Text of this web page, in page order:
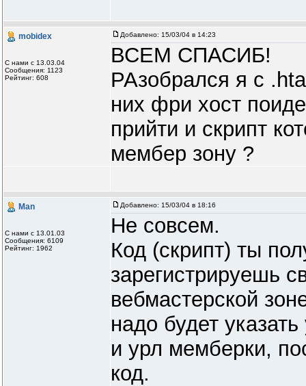
mobidex
С нами с 13.03.04
Сообщения: 1123
Рейтинг: 608
Добавлено: 15/03/04 в 14:23
ВСЕМ СПАСИБ!
РАзобрался я с
них фри хост
прийти и скрипт
мембер зону ?
Man
С нами с 13.01.03
Сообщения: 6109
Рейтинг: 1962
Добавлено: 15/03/04 в 18:16
Не совсем.
Код (скрипт) ты
зарегистрируешь
вебмастерской
надо будет
и урл мемберки,
код.